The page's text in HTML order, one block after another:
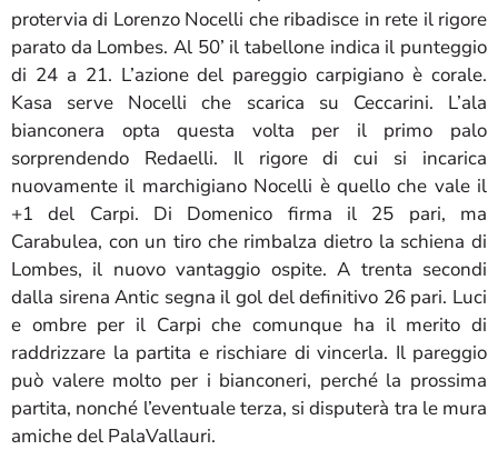
protervia di Lorenzo Nocelli che ribadisce in rete il rigore
parato da Lombes. Al 50’ il tabellone indica il punteggio
di 24 a 21. L’azione del pareggio carpigiano è corale.
Kasa serve Nocelli che scarica su Ceccarini. L’ala
bianconera opta questa volta per il primo palo
sorprendendo Redaelli. Il rigore di cui si incarica
nuovamente il marchigiano Nocelli è quello che vale il
+1 del Carpi. Di Domenico firma il 25 pari, ma
Carabulea, con un tiro che rimbalza dietro la schiena di
Lombes, il nuovo vantaggio ospite. A trenta secondi
dalla sirena Antic segna il gol del definitivo 26 pari. Luci
e ombre per il Carpi che comunque ha il merito di
raddrizzare la partita e rischiare di vincerla. Il pareggio
può valere molto per i bianconeri, perché la prossima
partita, nonché l’eventuale terza, si disputerà tra le mura
amiche del PalaVallauri.